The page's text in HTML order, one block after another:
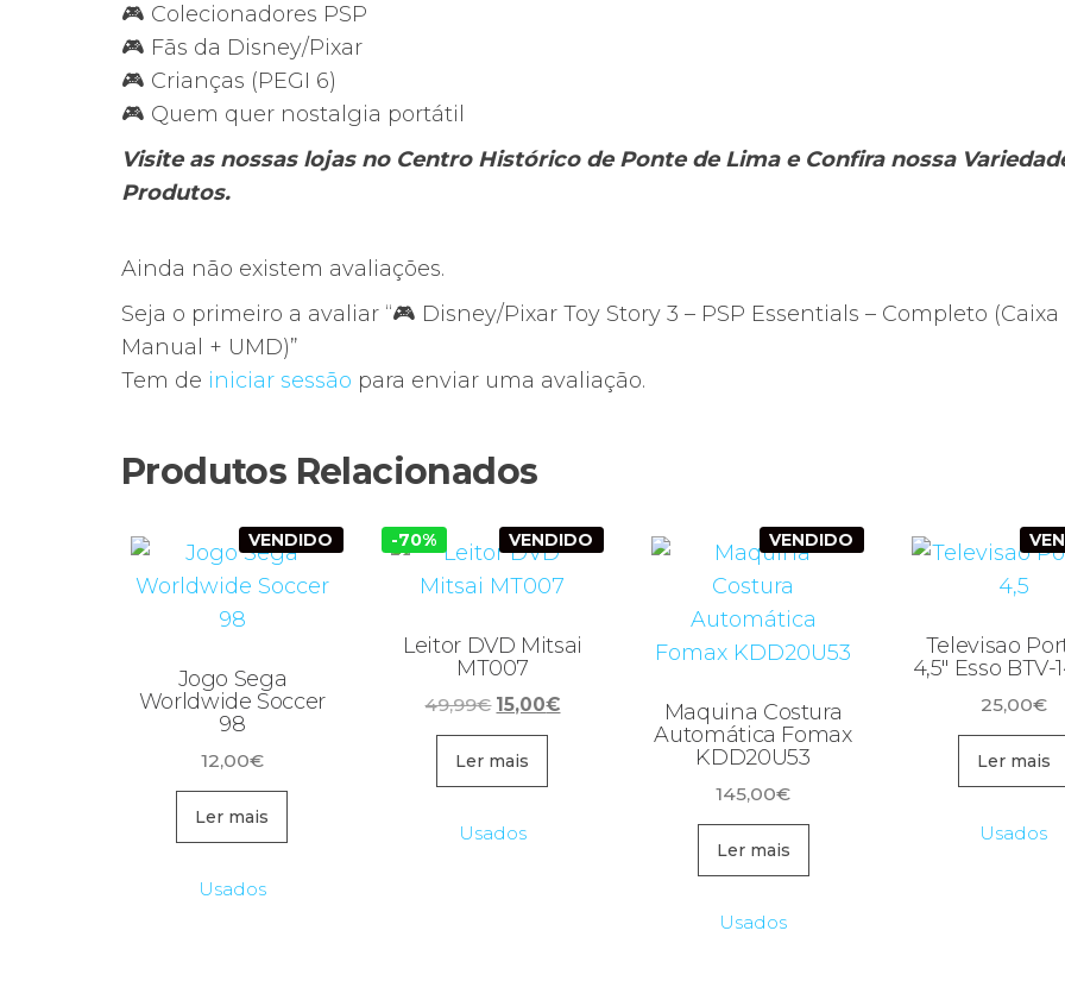
🎮 Colecionadores PSP
🎮 Fãs da Disney/Pixar
🎮 Crianças (PEGI 6)
🎮 Quem quer nostalgia portátil
Visite as nossas lojas no Centro Histórico de Ponte de Lima e Confira nossa
Produtos.
Ainda não existem avaliações.
Seja o primeiro a avaliar “🎮 Disney/Pixar Toy Story 3 – PSP Essentials – Completo (Caixa
Manual + UMD)”
Tem de iniciar sessão para enviar uma avaliação.
Produtos Relacionados
VENDIDO
Jogo Sega
Worldwide Soccer
98
12,00€
Ler mais
Usados
-70% VENDIDO
Leitor DVD Mitsai
MT007
49,99€ O
preço
original
era:
15,00€O
Ler mais
Usados
VENDIDO
Maquina Costura
Automática Fomax
KDD20U53
145,00€
Ler mais
Usados
Televisao
4,5″ Esso BTV-
25,00€
Ler mais
Usados